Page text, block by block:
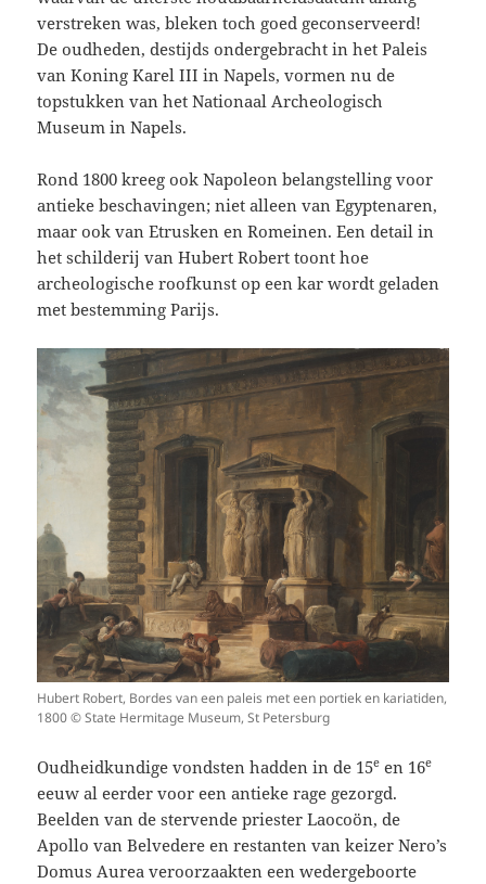
verstreken was, bleken toch goed geconserveerd!
De oudheden, destijds ondergebracht in het Paleis
van Koning Karel III in Napels, vormen nu de
topstukken van het Nationaal Archeologisch
Museum in Napels.
Rond 1800 kreeg ook Napoleon belangstelling voor
antieke beschavingen; niet alleen van Egyptenaren,
maar ook van Etrusken en Romeinen. Een detail in
het schilderij van Hubert Robert toont hoe
archeologische roofkunst op een kar wordt geladen
met bestemming Parijs.
Hubert Robert, Bordes van een paleis met een portiek en kariatiden,
1800 © State Hermitage Museum, St Petersburg
Oudheidkundige vondsten hadden in de 15e en 16e
eeuw al eerder voor een antieke rage gezorgd.
Beelden van de stervende priester Laocoön, de
Apollo van Belvedere en restanten van keizer Nero’s
Domus Aurea veroorzaakten een wedergeboorte